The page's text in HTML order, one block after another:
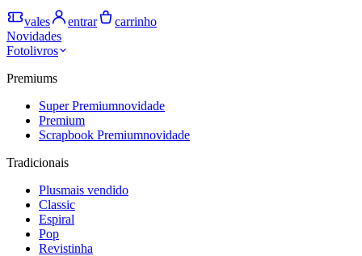
vales entrar
carrinho
Novidades
Fotolivros
Premiums
Super Premiumnovidade
Premium
Scrapbook Premiumnovidade
Tradicionais
Plusmais vendido
Classic
Espiral
Pop
Revistinha